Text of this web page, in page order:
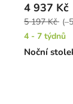
Noční
4 937 Kč
5 197 Kč
4 - 7 týdnů